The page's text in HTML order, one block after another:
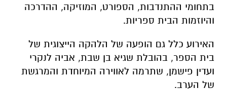
בתחומי ההתנדבות, הספורט, המוזיקה, ההדרכה
והיוזמות הבית ספריות.
האירוע כלל גם הופעה של הלהקה הייצוגית של
בית הספר, בהובלת שגיא בן שבת, אביה לנקרי
ועדין פישמן, שתרמה לאווירה המיוחדת והמרגשת
של הערב.